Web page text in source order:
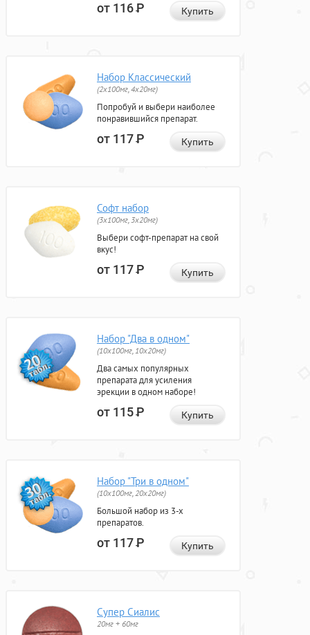
от 116Р Купить
Набор Классический
(2x100мг, 4x20мг)
Попробуй и выбери наиболее
понравившийся препарат.
от 117Р Купить
Софт набор
(3x100мг, 3x20мг)
Выбери софт-препарат на свой
вкус!
от 117Р Купить
Набор "Два в одном"
(10x100мг, 10x20мг)
Два самых популярных
препарата для усиления
эрекции в одном наборе!
от 115Р Купить
Набор "Три в одном"
(10x100мг, 20x20мг)
Большой набор из 3-х
препаратов.
от 117Р Купить
Супер Сиалис
20мг + 60мг